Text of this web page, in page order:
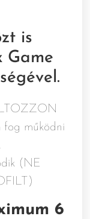
is
Game
fog működni
(NE
6